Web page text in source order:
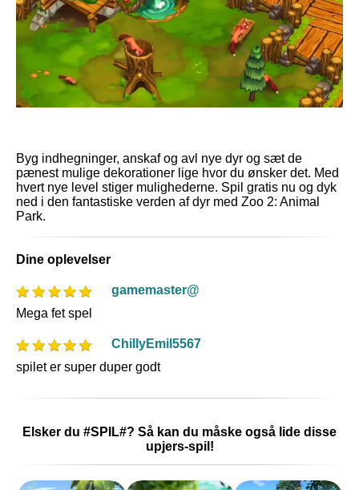
Byg indhegninger, anskaf og avl nye dyr og sæt de
pænest mulige dekorationer lige hvor du ønsker det. Med
hvert nye level stiger mulighederne. Spil gratis nu og dyk
ned i den fantastiske verden af dyr med Zoo 2: Animal
Park.
Dine oplevelser
gamemaster@
Mega fet spel
ChillyEmil5567
spilet er super duper godt
Elsker du #SPIL#? Så kan du måske også lide disse
upjers-spil!